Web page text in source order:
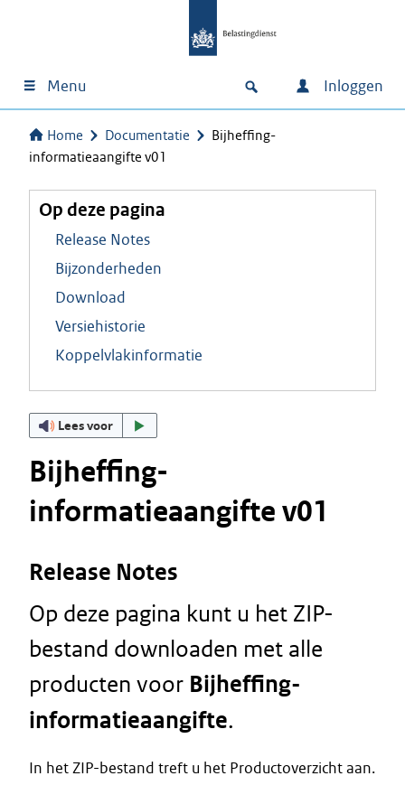
Menu Inloggen
Home Documentatie
Bijheffing-
informatieaangifte v01
Op deze pagina
Release Notes
Bijzonderheden
Download
Versiehistorie
Koppelvlakinformatie
Lees voor
Bijheffing-
informatieaangifte v01
Release Notes
Op deze pagina kunt u het ZIP-
bestand downloaden met alle
producten voor Bijheffing-
informatieaangifte.
In het ZIP-bestand treft u het Productoverzicht aan.